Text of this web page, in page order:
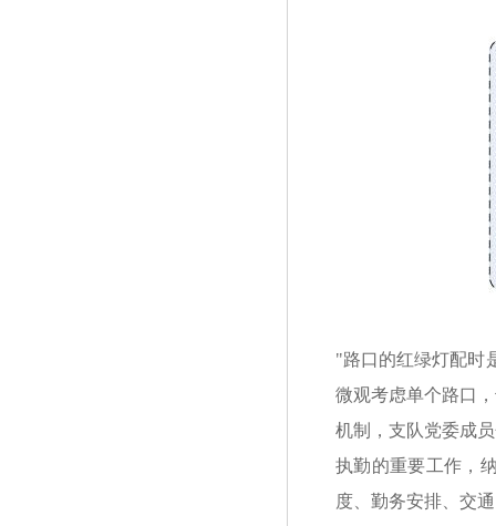
"路口的红绿灯配时
微观考虑单个路口
机制，支队党委成
执勤的重要工作，
度、勤务安排、交